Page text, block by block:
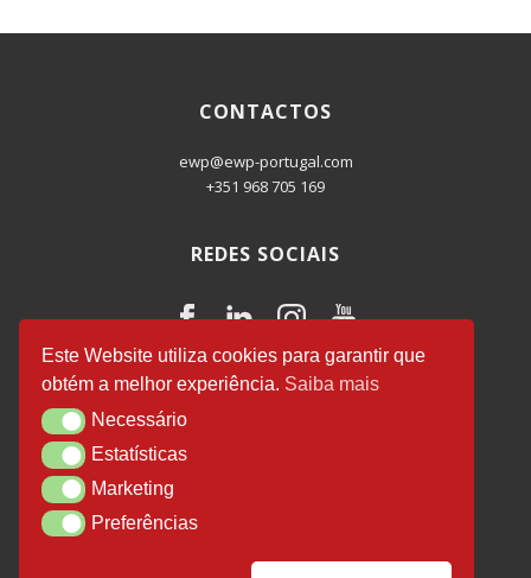
CONTACTOS
ewp@ewp-portugal.com
+351 968 705 169
REDES SOCIAIS
EWP Business Consulting
Este Website utiliza cookies para garantir que
obtém a melhor experiência. Saiba mais
NecessárioNecessário
EstatísticasEstatísticas
MarketingMarketing
Preferências
Preferências